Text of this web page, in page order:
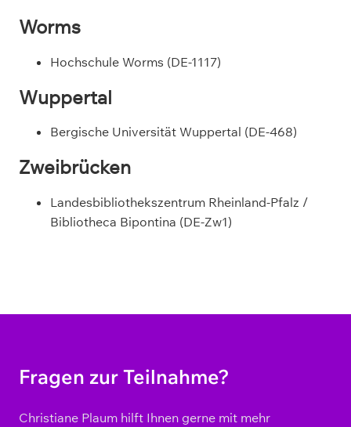
Worms
Hochschule Worms (DE-1117)
Wuppertal
Bergische Universität Wuppertal (DE-468)
Zweibrücken
Landesbibliothekszentrum Rheinland-Pfalz /
Bibliotheca Bipontina (DE-Zw1)
Fragen zur Teilnahme?
Christiane Plaum hilft Ihnen gerne mit mehr